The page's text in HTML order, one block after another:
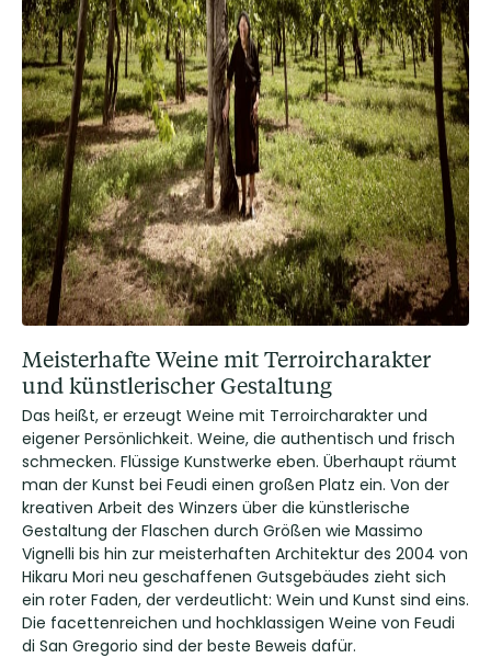
Meisterhafte Weine mit Terroircharakter
und künstlerischer Gestaltung
Das heißt, er erzeugt Weine mit Terroircharakter und
eigener Persönlichkeit. Weine, die authentisch und frisch
schmecken. Flüssige Kunstwerke eben. Überhaupt räumt
man der Kunst bei Feudi einen großen Platz ein. Von der
kreativen Arbeit des Winzers über die künstlerische
Gestaltung der Flaschen durch Größen wie Massimo
Vignelli bis hin zur meisterhaften Architektur des 2004 von
Hikaru Mori neu geschaffenen Gutsgebäudes zieht sich
ein roter Faden, der verdeutlicht: Wein und Kunst sind eins.
Die facettenreichen und hochklassigen Weine von Feudi
di San Gregorio sind der beste Beweis dafür.